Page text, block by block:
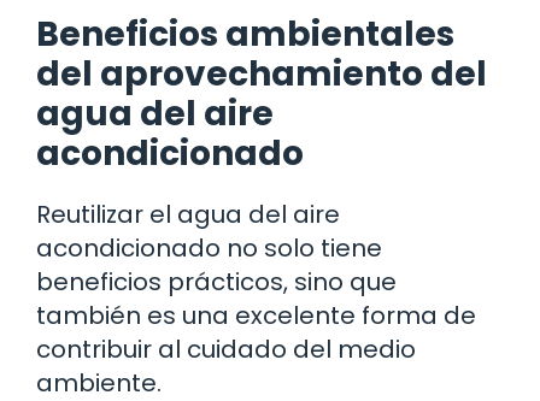
Beneficios ambientales
del aprovechamiento del
agua del aire
acondicionado
Reutilizar el agua del aire
acondicionado no solo tiene
beneficios prácticos, sino que
también es una excelente forma de
contribuir al cuidado del medio
ambiente.